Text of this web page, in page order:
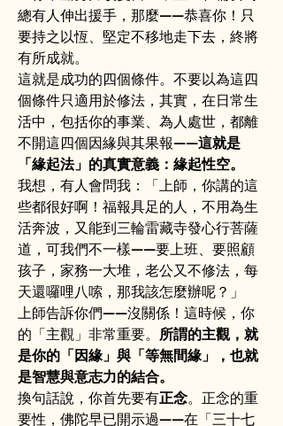
總有人伸出援手，那麼——恭喜你！只
要持之以恆、堅定不移地走下去，終將
有所成就。
這就是成功的四個條件。不要以為這四
個條件只適用於修法，其實，在日常生
活中，包括你的事業、為人處世，都離
不開這四個因緣與其果報——這就是
「緣起法」的真實意義：緣起性空。
我想，有人會問我：「上師，你講的這
些都很好啊！福報具足的人，不用為生
活奔波，又能到三輪雷藏寺發心行菩薩
道，可我們不一樣——要上班、要照顧
孩子，家務一大堆，老公又不修法，每
天還囉哩八嗦，那我該怎麼辦呢？」
上師告訴你們——沒關係！這時候，你
的「主觀」非常重要。 所謂的主觀，就
是你的「因緣」與「等無間緣」，也就
是智慧與意志力的結合。
換句話說，你首先要有正念。正念的重
要性，佛陀早已開示過——在「三十七